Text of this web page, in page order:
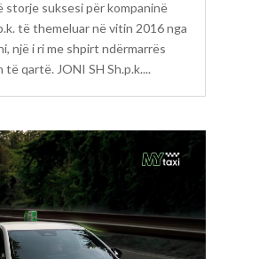
storje suksesi për kompaninë
të themeluar në vitin 2016 nga
një i ri me shpirt ndërmarrës
të qartë. JONI SH Sh.p.k....